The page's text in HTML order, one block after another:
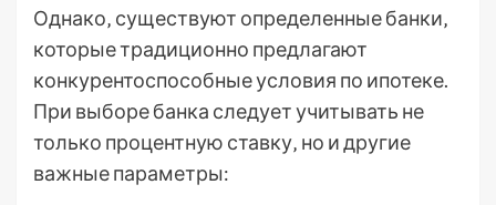
Однако‚ существуют определенные банки‚
которые традиционно предлагают
конкурентоспособные условия по ипотеке.
При выборе банка следует учитывать не
только процентную ставку‚ но и другие
важные параметры: